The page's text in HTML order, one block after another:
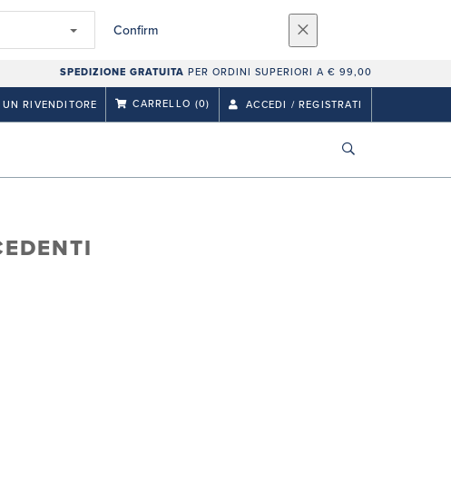
Confirm
SPEDIZIONE GRATUITA PER ORDINI SUPERIORI A € 99,00
UN RIVENDITORE CARRELLO (0) ACCEDI / REGISTRATI